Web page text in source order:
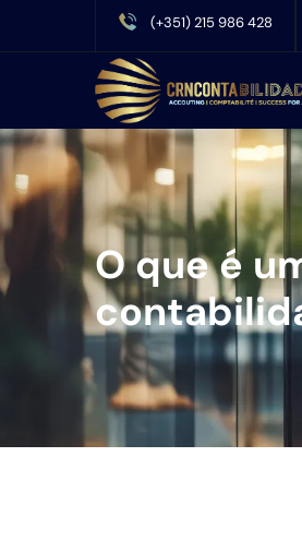
(+351) 215 986 428
O que é